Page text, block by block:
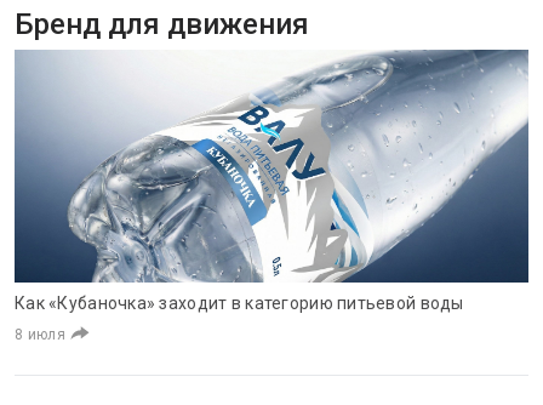
Бренд для движения
Как «Кубаночка» заходит в категорию питьевой воды
8 июля